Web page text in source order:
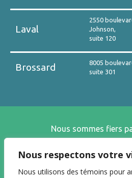
Nous respectons votre
Nous utilisons des témoins pour
Laval
2550
Johnson,
suite 120
Brossard
8005
suite 301
Nous sommes fiers